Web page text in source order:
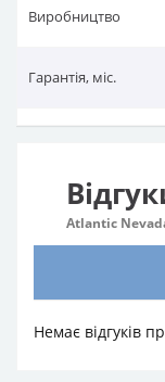
Виробництво
Гарантія, міс.
Atlantic
Немає відгуків